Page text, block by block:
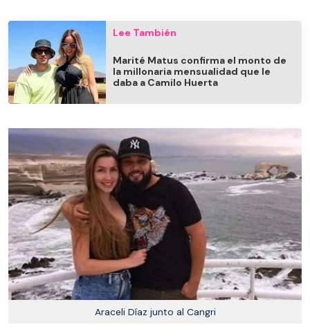
Lee También
Marité Matus confirma el monto de
la millonaria mensualidad que le
daba a Camilo Huerta
Araceli Díaz junto al Cangri